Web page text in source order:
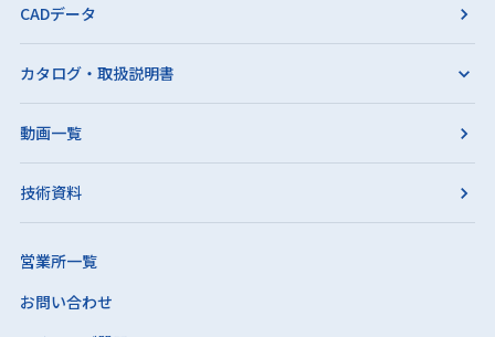
CADデータ
カタログ・取扱説明書
動画一覧
技術資料
営業所一覧
お問い合わせ